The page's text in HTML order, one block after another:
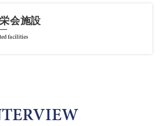
会施設
facilities